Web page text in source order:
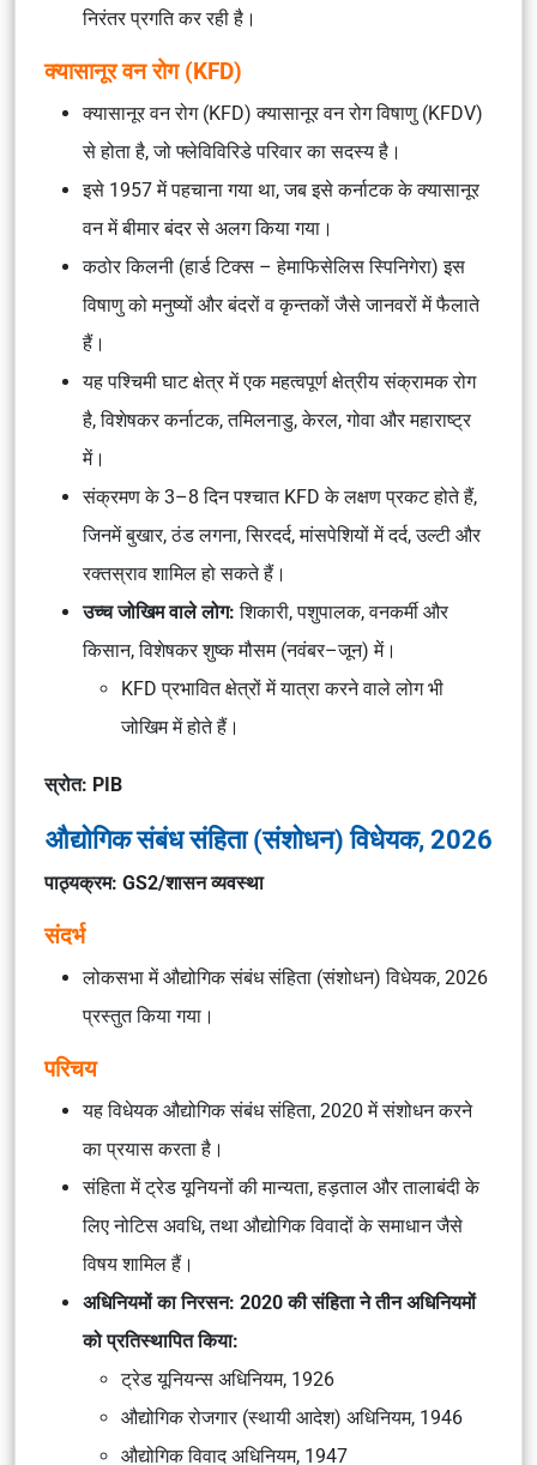
निरंतर प्रगति कर रही है।
क्यासानूर वन रोग (KFD)
क्यासानूर वन रोग (KFD) क्यासानूर वन रोग विषाणु (KFDV)
से होता है, जो फ्लेविविरिडे परिवार का सदस्य है।
इसे 1957 में पहचाना गया था, जब इसे कर्नाटक के क्यासानूर
वन में बीमार बंदर से अलग किया गया।
कठोर किलनी (हार्ड टिक्स – हेमाफिसेलिस स्पिनिगेरा) इस
विषाणु को मनुष्यों और बंदरों व कृन्तकों जैसे जानवरों में फैलाते
हैं।
यह पश्चिमी घाट क्षेत्र में एक महत्वपूर्ण क्षेत्रीय संक्रामक रोग
है, विशेषकर कर्नाटक, तमिलनाडु, केरल, गोवा और महाराष्ट्र
में।
संक्रमण के 3–8 दिन पश्चात KFD के लक्षण प्रकट होते हैं,
जिनमें बुखार, ठंड लगना, सिरदर्द, मांसपेशियों में दर्द, उल्टी और
रक्तस्राव शामिल हो सकते हैं।
उच्च जोखिम वाले लोग: शिकारी, पशुपालक, वनकर्मी और
किसान, विशेषकर शुष्क मौसम (नवंबर–जून) में।
KFD प्रभावित क्षेत्रों में यात्रा करने वाले लोग भी
जोखिम में होते हैं।
स्रोत: PIB
औद्योगिक संबंध संहिता (संशोधन) विधेयक, 2026
पाठ्यक्रम: GS2/शासन व्यवस्था
संदर्भ
लोकसभा में औद्योगिक संबंध संहिता (संशोधन) विधेयक, 2026
प्रस्तुत किया गया।
परिचय
यह विधेयक औद्योगिक संबंध संहिता, 2020 में संशोधन करने
का प्रयास करता है।
संहिता में ट्रेड यूनियनों की मान्यता, हड़ताल और तालाबंदी के
लिए नोटिस अवधि, तथा औद्योगिक विवादों के समाधान जैसे
विषय शामिल हैं।
अधिनियमों का निरसन: 2020 की संहिता ने तीन अधिनियमों
को प्रतिस्थापित किया:
ट्रेड यूनियन्स अधिनियम, 1926
औद्योगिक रोजगार (स्थायी आदेश) अधिनियम, 1946
औद्योगिक विवाद अधिनियम, 1947